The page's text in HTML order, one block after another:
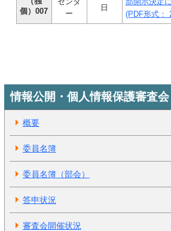
個）007
ー
日
(PDF形式：
情報公開・個人情報保護審査会
概要
委員名簿
委員名簿（部会）
答申状況
審査会開催状況